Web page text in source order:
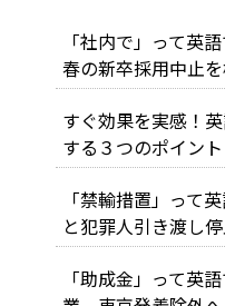
「社内で」って英
春の新卒採用中止
すぐ効果を実感！
する３つのポイント
「禁輸措置」って
と犯罪人引き渡し
「助成金」って英